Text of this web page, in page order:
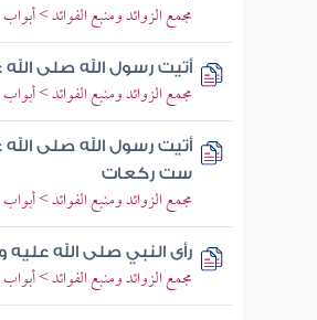
مجمع الزوائد ومنبع الفوائد >
أتيت رسول الله صلى
مجمع الزوائد ومنبع الفوائد >
أتيت رسول الله صلى
ست ركعات
مجمع الزوائد ومنبع الفوائد >
رأى النبي صلى الله
مجمع الزوائد ومنبع الفوائد >